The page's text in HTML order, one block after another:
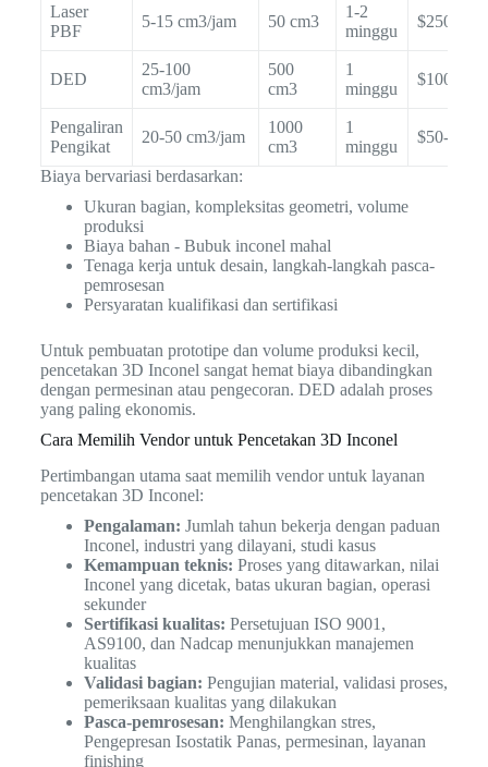
Laser
PBF
5-15 cm3/jam 50 cm3
1-2
minggu
$250-
DED
25-100
cm3/jam
500
cm3
1
minggu
$100-
Pengaliran
Pengikat
20-50 cm3/jam
1000
cm3
1
minggu
$50-$200
Biaya bervariasi berdasarkan:
Ukuran bagian, kompleksitas geometri, volume
produksi
Biaya bahan - Bubuk inconel mahal
Tenaga kerja untuk desain, langkah-langkah pasca-
pemrosesan
Persyaratan kualifikasi dan sertifikasi
Untuk pembuatan prototipe dan volume produksi kecil,
pencetakan 3D Inconel sangat hemat biaya dibandingkan
dengan permesinan atau pengecoran. DED adalah proses
yang paling ekonomis.
Cara Memilih Vendor untuk Pencetakan 3D Inconel
Pertimbangan utama saat memilih vendor untuk layanan
pencetakan 3D Inconel:
Pengalaman: Jumlah tahun bekerja dengan paduan
Inconel, industri yang dilayani, studi kasus
Kemampuan teknis: Proses yang ditawarkan, nilai
Inconel yang dicetak, batas ukuran bagian, operasi
sekunder
Sertifikasi kualitas: Persetujuan ISO 9001,
AS9100, dan Nadcap menunjukkan manajemen
kualitas
Validasi bagian: Pengujian material, validasi proses,
pemeriksaan kualitas yang dilakukan
Pasca-pemrosesan: Menghilangkan stres,
Pengepresan Isostatik Panas, permesinan, layanan
finishing